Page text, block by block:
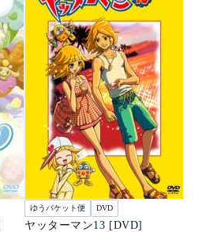
ゆうパケット便 DVD
ヤッターマン13 [DVD]